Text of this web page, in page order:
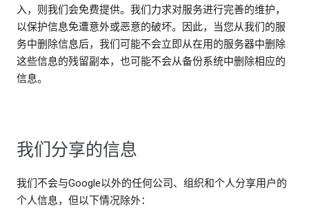
入，则我们会免费提供。我们力求对服务进行完善的维护，
以保护信息免遭意外或恶意的破坏。因此，当您从我们的服
务中删除信息后，我们可能不会立即从在用的服务器中删除
这些信息的残留副本，也可能不会从备份系统中删除相应的
信息。
我们分享的信息
我们不会与Google以外的任何公司、组织和个人分享用户的
个人信息，但以下情况除外：